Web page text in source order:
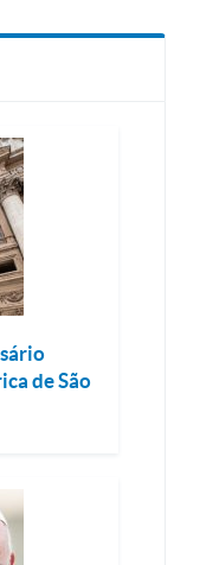
de São